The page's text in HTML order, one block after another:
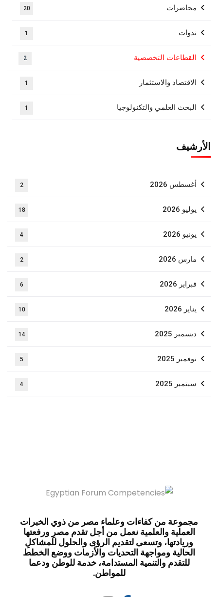
محاضرات 20
ندوات 1
القطاعات التخصصية 2
الاقتصاد والاستثمار 1
البحث العلمي والتكنولوجيا 1
الأرشيف
أغسطس 2026 2
يوليو 2026 18
يونيو 2026 4
مارس 2026 2
فبراير 2026 6
يناير 2026 10
ديسمبر 2025 14
نوفمبر 2025 5
سبتمبر 2025 4
مجموعة من كفاءات وعلماء مصر من ذوي الخبرات
العملية والعلمية نعمل من أجل تقدم مصرِ ورفعتها
وريادتها، وتسعى لتقديم الرؤى والحلول للمشاكلِ
الحالية ومواجهة التحديات والأزمات ووضع الخطط
للتقدم والتنمية المستدامة، خدمة للوطن ودعما
للمواطن.